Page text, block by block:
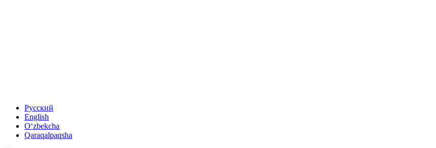
Русский
English
Oʻzbekcha
Qaraqalpaqsha